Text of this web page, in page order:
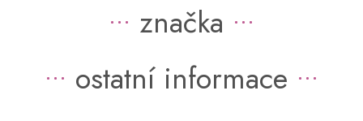
značka
ostatní informace